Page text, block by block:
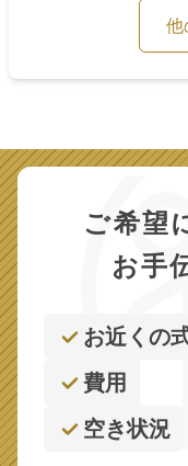
他
ご希望
お手
お近くの
費用
空き状況